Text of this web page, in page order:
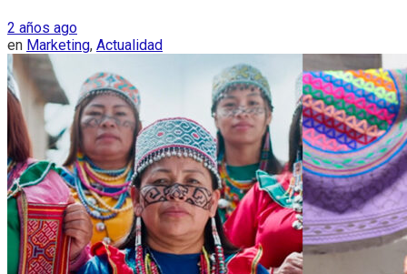
2 años ago
en Marketing, Actualidad